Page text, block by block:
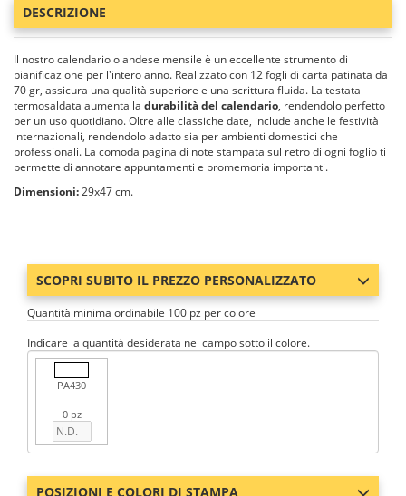
DESCRIZIONE
Il nostro calendario olandese mensile è un eccellente strumento di
pianificazione per l'intero anno. Realizzato con 12 fogli di carta patinata da
70 gr, assicura una qualità superiore e una scrittura fluida. La testata
termosaldata aumenta la durabilità del calendario, rendendolo perfetto
per un uso quotidiano. Oltre alle classiche date, include anche le festività
internazionali, rendendolo adatto sia per ambienti domestici che
professionali. La comoda pagina di note stampata sul retro di ogni foglio ti
permette di annotare appuntamenti e promemoria importanti.
Dimensioni:29x47 cm.
SCOPRI SUBITO IL PREZZO PERSONALIZZATO
Quantità minima ordinabile 100 pz per colore
Indicare la quantità desiderata nel campo sotto il colore.
PA430
0 pz
POSIZIONI E COLORI DI STAMPA